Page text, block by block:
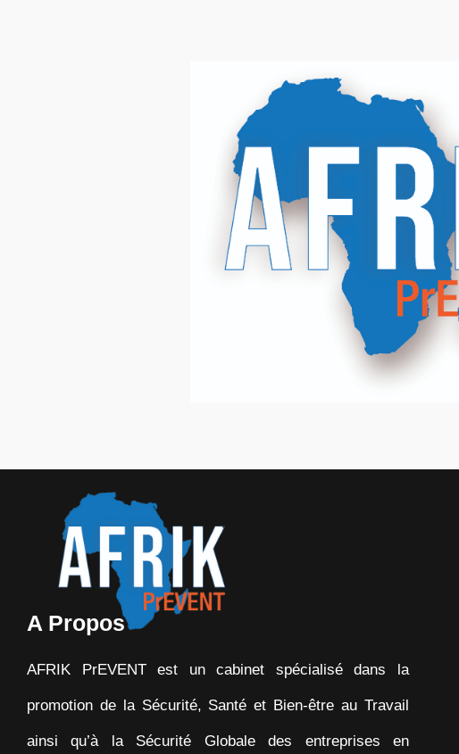
A Propos
AFRIK PrEVENT est un cabinet spécialisé dans la
promotion de la Sécurité, Santé et Bien-être au Travail
ainsi qu’à la Sécurité Globale des entreprises en